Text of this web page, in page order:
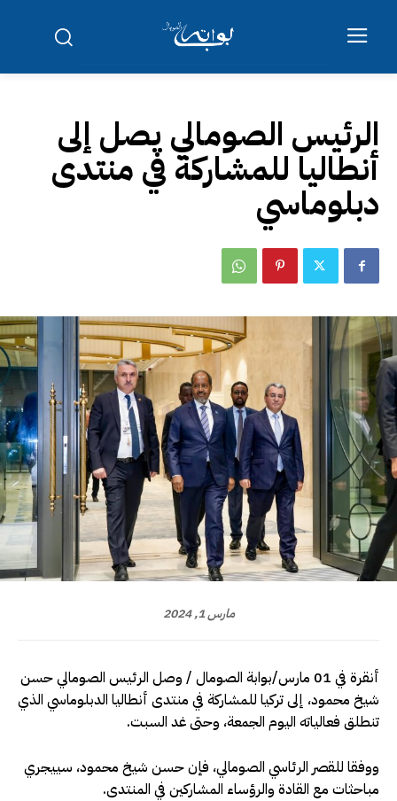
الرئيس الصومالي يصل إلى
أنطاليا للمشاركة في منتدى
دبلوماسي
مارس 1, 2024
أنقرة في 01 مارس/بوابة الصومال / وصل الرئيس الصومالي حسن
شيخ محمود، إلى تركيا للمشاركة في منتدى أنطاليا الدبلوماسي الذي
تنطلق فعالياته اليوم الجمعة، وحتى غد السبت.
ووفقا للقصر الرئاسي الصومالي، فإن حسن شيخ محمود، سييجري
مباحثات مع القادة والرؤساء المشاركين في المنتدى.